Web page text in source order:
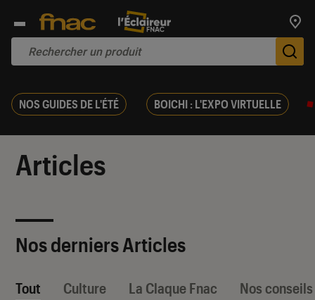
NOS GUIDES DE L'ÉTÉ BOICHI : L'EXPO VIRTUELLE
Articles
Nos derniers Articles
Tout Culture La Claque Fnac Nos conseils